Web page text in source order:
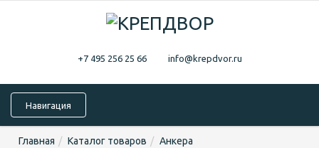
+7 495 256 25 66 info@krepdvor.ru
Навигация
Главная Каталог товаров
Анкера